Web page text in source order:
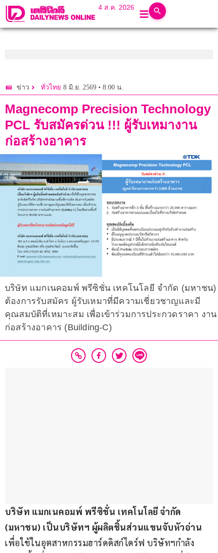
4 ส.ค. 2026
ข่าว ทั่วไทย 8 มิ.ย. 2569 • 8:00 น.
Magnecomp Precision Technology
PCL รับสมัครด่วน !!! ผู้รับเหมางาน
ก่อสร้างอาคาร
บริษัท แมกเนคอมพ์ พรีซิชั่น เทคโนโลยี จำกัด (มหาชน)
ต้องการรับสมัคร ผู้รับเหมาที่มีความเชี่ยวชาญและมี
คุณสมบัติที่เหมาะสม เพื่อเข้าร่วมการประกวดราคา งาน
ก่อสร้างอาคาร (Building-C)
บริษัท แมกเนคอมพ์ พรีซิชั่น เทคโนโลยี จำกัด
(มหาชน) เป็นบริษัทฯ ผู้ผลิตชิ้นส่วนแขนจับหัวอ่าน
เพื่อใช้ในอุตสาหกรรมฮาร์ดดิสก์ไดร์ฟ บริษัทฯกำลัง